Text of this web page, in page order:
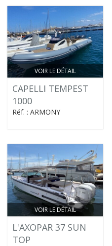
VOIR LE DÉTAIL
CAPELLI TEMPEST
1000
Réf. : ARMONY
VOIR LE DÉTAIL
L'AXOPAR 37 SUN
TOP